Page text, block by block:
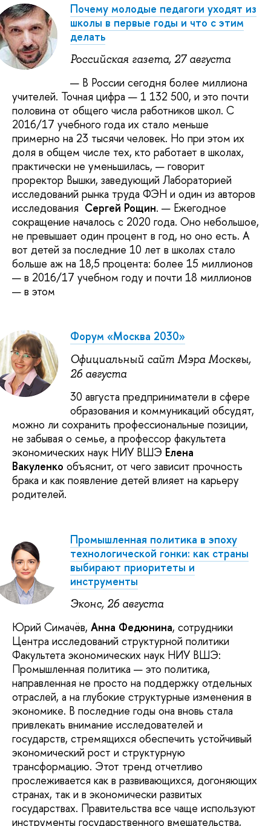
Почему молодые педагоги уходят из
школы в первые годы и что с этим
делать
Российская газета, 27 августа
— В России сегодня более миллиона
учителей. Точная цифра — 1 132 500, и это почти
половина от общего числа работников школ. С
2016/17 учебного года их стало меньше
примерно на 23 тысячи человек. Но при этом их
доля в общем числе тех, кто работает в школах,
практически не уменьшилась, — говорит
проректор Вышки, заведующий Лабораторией
исследований рынка труда ФЭН и один из авторов
исследования Сергей Рощин. — Ежегодное
сокращение началось с 2020 года. Оно небольшое,
не превышает один процент в год, но оно есть. А
вот детей за последние 10 лет в школах стало
больше аж на 18,5 процента: более 15 миллионов
— в 2016/17 учебном году и почти 18 миллионов
— в этом
Форум «Москва 2030»
Официальный сайт Мэра Москвы,
26 августа
30 августа предприниматели в сфере
образования и коммуникаций обсудят,
можно ли сохранить профессиональные позиции,
не забывая о семье, а профессор факультета
экономических наук НИУ ВШЭ Елена
Вакуленко объяснит, от чего зависит прочность
брака и как появление детей влияет на карьеру
родителей.
Промышленная политика в эпоху
технологической гонки: как страны
выбирают приоритеты и
инструменты
Эконс, 26 августа
Юрий Симачёв, Анна Федюнина, сотрудники
Центра исследований структурной политики
Факультета экономических наук НИУ ВШЭ:
Промышленная политика — это политика,
направленная не просто на поддержку отдельных
отраслей, а на глубокие структурные изменения в
экономике. В последние годы она вновь стала
привлекать внимание исследователей и
государств, стремящихся обеспечить устойчивый
экономический рост и структурную
трансформацию. Этот тренд отчетливо
прослеживается как в развивающихся, догоняющих
странах, так и в экономически развитых
государствах. Правительства все чаще используют
инструменты государственного вмешательства,